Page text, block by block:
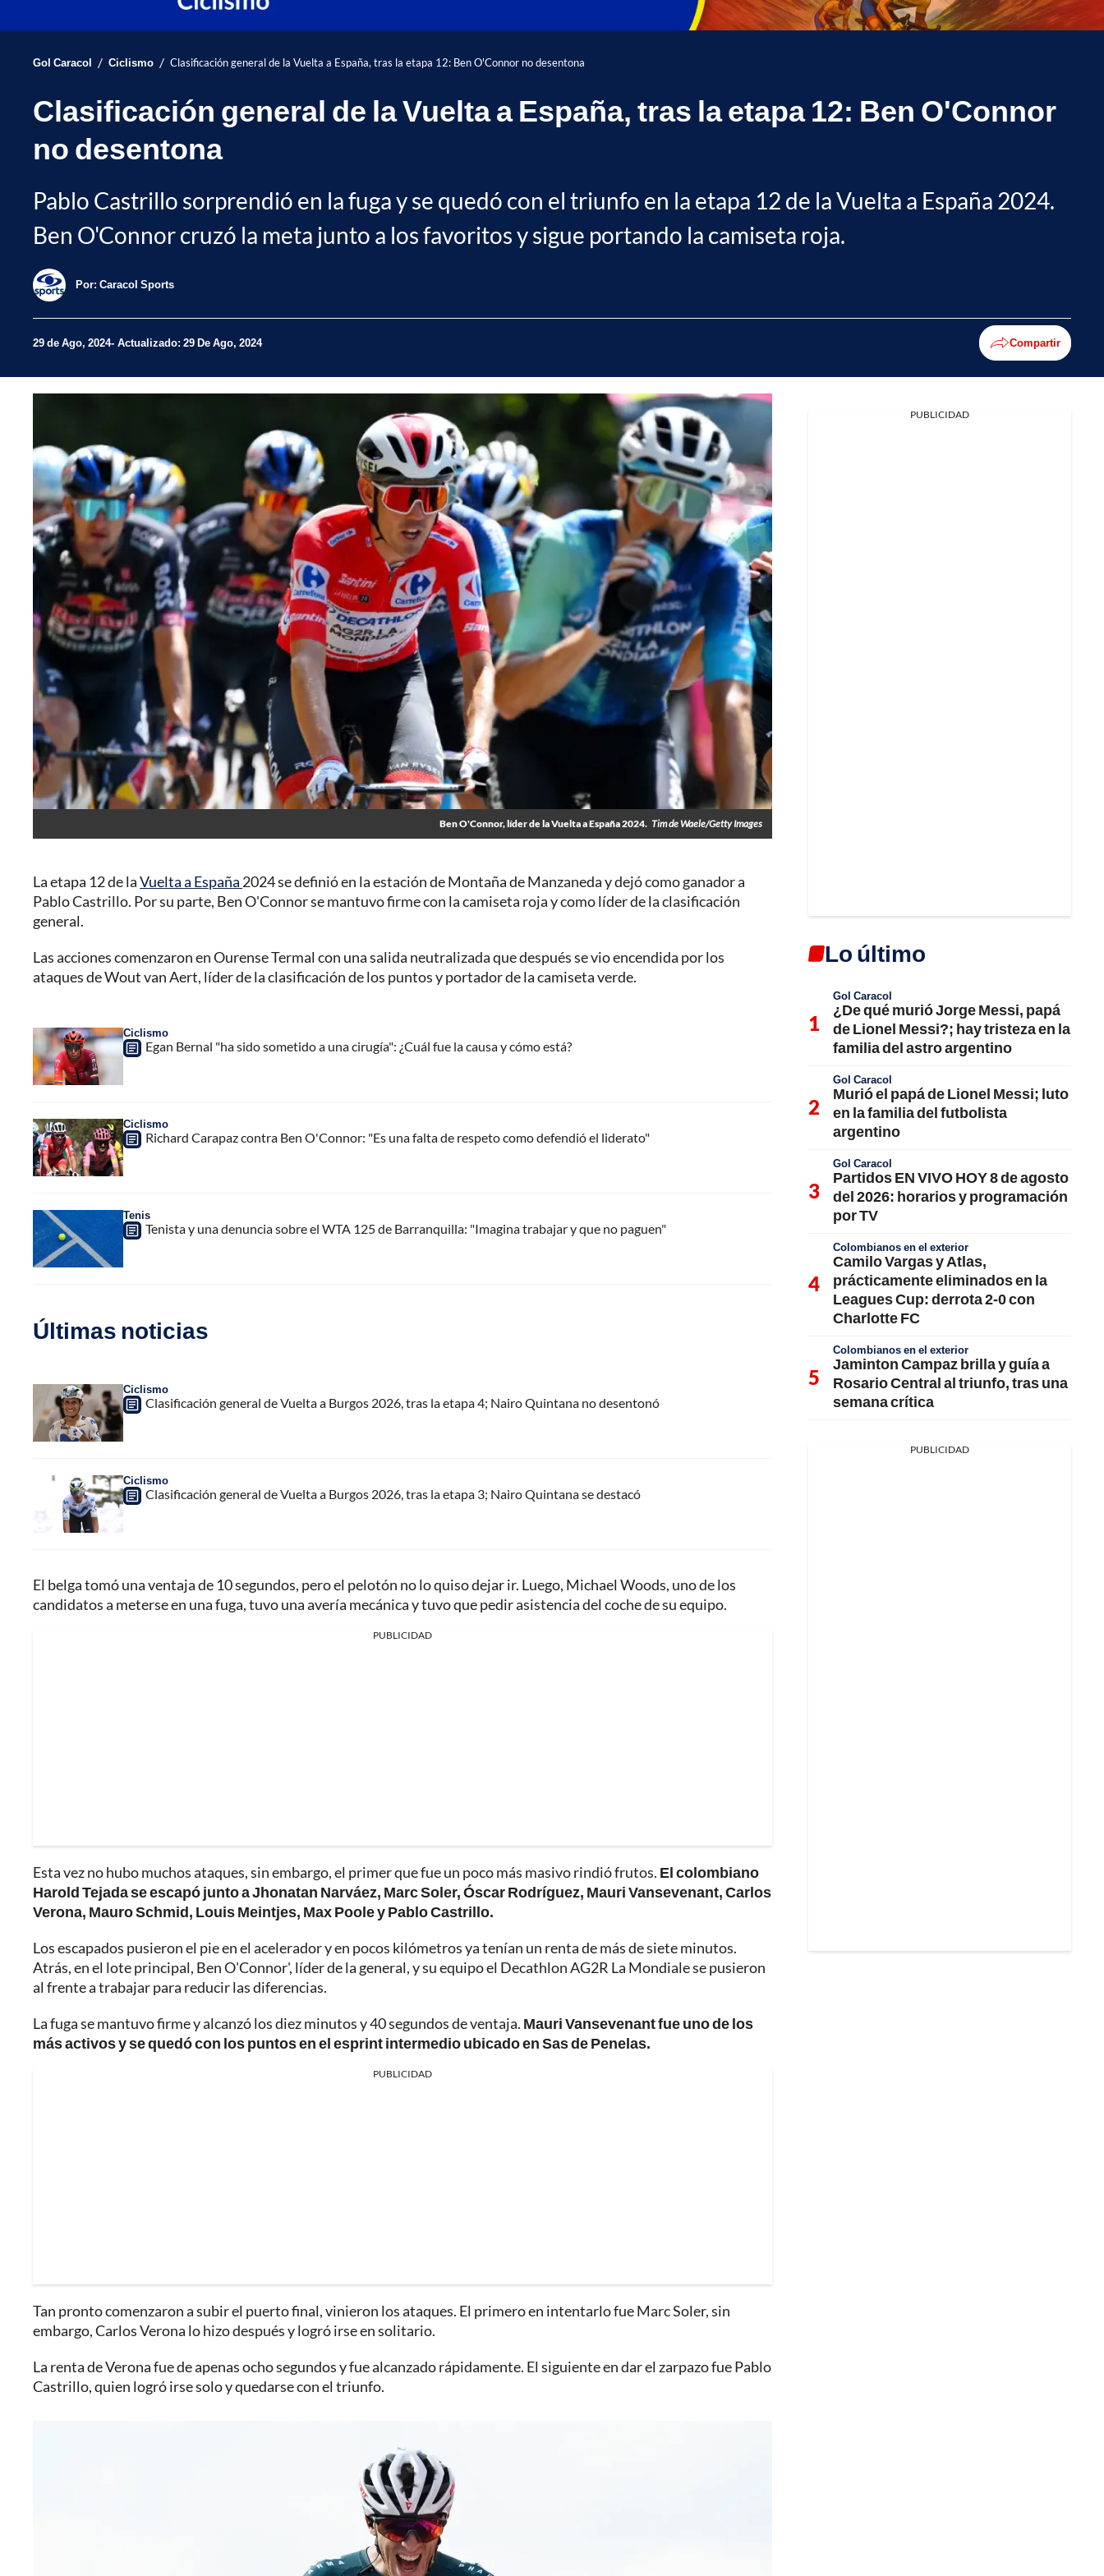
Gol Caracol / Ciclismo / Clasificación general de la Vuelta a España, tras la etapa 12: Ben O'Connor no desentona
Clasificación general de la Vuelta a España, tras la etapa 12: Ben O'Connor
no desentona
Pablo Castrillo sorprendió en la fuga y se quedó con el triunfo en la etapa 12 de la Vuelta a España 2024.
Ben O'Connor cruzó la meta junto a los favoritos y sigue portando la camiseta roja.
Por: Caracol Sports
29 de Ago, 2024 Actualizado: 29 De Ago, 2024 Compartir
Ben O'Connor, líder de la Vuelta a España 2024. Tim de Waele/Getty Images
La etapa 12 de laVuelta a España 2024 se definió en la estación de Montaña de Manzaneda y dejó como ganador a
Pablo Castrillo. Por su parte, Ben O'Connor se mantuvo firme con la camiseta roja y como líder de la clasificación
general.
Las acciones comenzaron en Ourense Termal con una salida neutralizada que después se vio encendida por los
ataques de Wout van Aert, líder de la clasificación de los puntos y portador de la camiseta verde.
Ciclismo
Egan Bernal "ha sido sometido a una cirugía": ¿Cuál fue la causa y cómo está?
Ciclismo
Richard Carapaz contra Ben O'Connor: "Es una falta de respeto como defendió el liderato"
Tenis
Tenista y una denuncia sobre el WTA 125 de Barranquilla: "Imagina trabajar y que no paguen"
Últimas noticias
Ciclismo
Clasificación general de Vuelta a Burgos 2026, tras la etapa 4; Nairo Quintana no desentonó
Ciclismo
Clasificación general de Vuelta a Burgos 2026, tras la etapa 3; Nairo Quintana se destacó
El belga tomó una ventaja de 10 segundos, pero el pelotón no lo quiso dejar ir. Luego, Michael Woods, uno de los
candidatos a meterse en una fuga, tuvo una avería mecánica y tuvo que pedir asistencia del coche de su equipo.
PUBLICIDAD
Esta vez no hubo muchos ataques, sin embargo, el primer que fue un poco más masivo rindió frutos. El colombiano
Harold Tejada se escapó junto a Jhonatan Narváez, Marc Soler, Óscar Rodríguez, Mauri Vansevenant, Carlos
Verona, Mauro Schmid, Louis Meintjes, Max Poole y Pablo Castrillo.
Los escapados pusieron el pie en el acelerador y en pocos kilómetros ya tenían un renta de más de siete minutos.
Atrás, en el lote principal, Ben O'Connor', líder de la general, y su equipo el Decathlon AG2R La Mondiale se pusieron
al frente a trabajar para reducir las diferencias.
La fuga se mantuvo firme y alcanzó los diez minutos y 40 segundos de ventaja. Mauri Vansevenant fue uno de los
más activos y se quedó con los puntos en el esprint intermedio ubicado en Sas de Penelas.
PUBLICIDAD
Tan pronto comenzaron a subir el puerto final, vinieron los ataques. El primero en intentarlo fue Marc Soler, sin
embargo, Carlos Verona lo hizo después y logró irse en solitario.
La renta de Verona fue de apenas ocho segundos y fue alcanzado rápidamente. El siguiente en dar el zarpazo fue Pablo
Castrillo, quien logró irse solo y quedarse con el triunfo.
PUBLICIDAD
Lo último
Gol Caracol
¿De qué murió Jorge Messi, papá
de Lionel Messi?; hay tristeza en la
familia del astro argentino
Gol Caracol
Murió el papá de Lionel Messi; luto
en la familia del futbolista
argentino
Gol Caracol
Partidos EN VIVO HOY 8 de agosto
del 2026: horarios y programación
por TV
Colombianos en el exterior
Camilo Vargas y Atlas,
prácticamente eliminados en la
Leagues Cup: derrota 2-0 con
Charlotte FC
Colombianos en el exterior
Jaminton Campaz brilla y guía a
Rosario Central al triunfo, tras una
semana crítica
PUBLICIDAD